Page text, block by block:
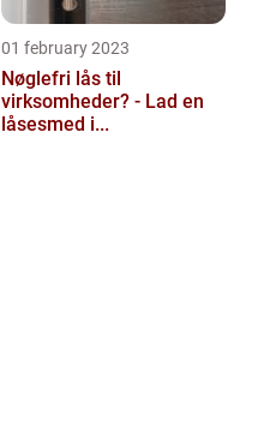
01 february 2023
Nøglefri lås til
virksomheder? - Lad en
låsesmed i...